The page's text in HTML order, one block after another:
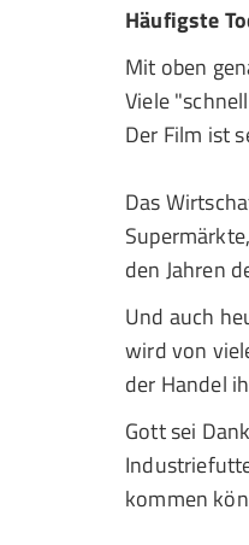
Häufigste
Mit oben
Viele
Der Film ist
Das
den Jahren
Und auch
wird von
der Handel
Gott sei
kommen